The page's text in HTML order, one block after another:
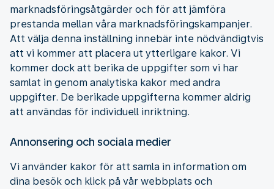
marknadsföringsåtgärder och för att jämföra
prestanda mellan våra marknadsföringskampanjer.
Att välja denna inställning innebär inte nödvändigtvis
att vi kommer att placera ut ytterligare kakor. Vi
kommer dock att berika de uppgifter som vi har
samlat in genom analytiska kakor med andra
uppgifter. De berikade uppgifterna kommer aldrig
att användas för individuell inriktning.
Annonsering och sociala medier
Vi använder kakor för att samla in information om
dina besök och klick på vår webbplats och